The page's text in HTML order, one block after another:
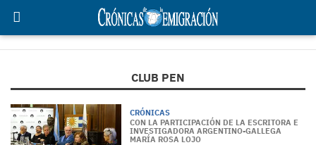
CLUB PEN
CRÓNICAS
CON LA PARTICIPACIÓN DE LA ESCRITORA E
INVESTIGADORA ARGENTINO-GALLEGA
MARÍA ROSA LOJO